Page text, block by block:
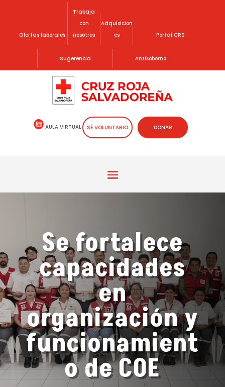
Ofertas laborales
Trabaja
con
nosotros
Adquisicion
es
Portal CRS
Sugerencia Antisoborno
AULA VIRTUAL SÉ VOLUNTARIO DONAR
Se fortalece
capacidades
en
organización y
funcionamient
o de COE